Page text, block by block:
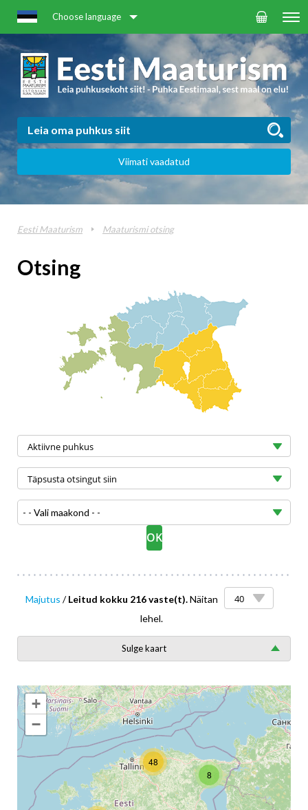
Choose language
Viimati vaadatud
Eesti Maaturism Maaturismi otsing
Otsing
- - Vali maakond - -
Majutus /Leitud kokku 216 vaste(t).Näitan
lehel.
Sulge kaart
48
8
+
−